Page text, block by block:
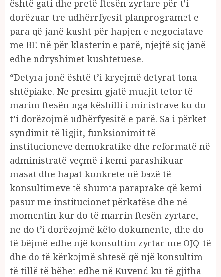
është gati dhe pretë ftesën zyrtare për t’i
dorëzuar tre udhërrfyesit planprogramet e
para që janë kusht për hapjen e negociatave
me BE-në për klasterin e parë, njejtë siç janë
edhe ndryshimet kushtetuese.
“Detyra jonë është t’i kryejmë detyrat tona
shtëpiake. Ne presim gjatë muajit tetor të
marim ftesën nga këshilli i ministrave ku do
t’i dorëzojmë udhërfyesitë e parë. Sa i përket
syndimit të ligjit, funksionimit të
institucioneve demokratike dhe reformatë në
administratë veçmë i kemi parashikuar
masat dhe hapat konkrete në bazë të
konsultimeve të shumta paraprake që kemi
pasur me institucionet përkatëse dhe në
momentin kur do të marrin ftesën zyrtare,
ne do t’i dorëzojmë këto dokumente, dhe do
të bëjmë edhe një konsultim zyrtar me OJQ-të
dhe do të kërkojmë shtesë që një konsultim
të tillë të bëhet edhe në Kuvend ku të gjitha